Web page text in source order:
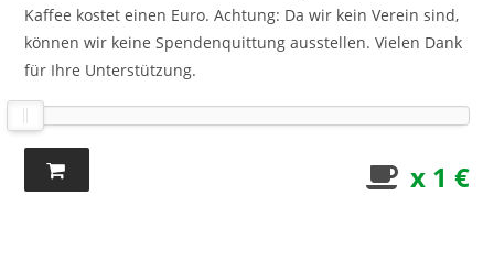
Kaffee kostet einen Euro. Achtung: Da wir kein Verein sind,
können wir keine Spendenquittung ausstellen. Vielen Dank
für Ihre Unterstützung.
x 1 €